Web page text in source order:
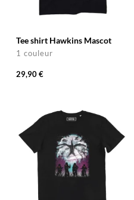
Tee shirt Hawkins Mascot
1 couleur
29,90 €